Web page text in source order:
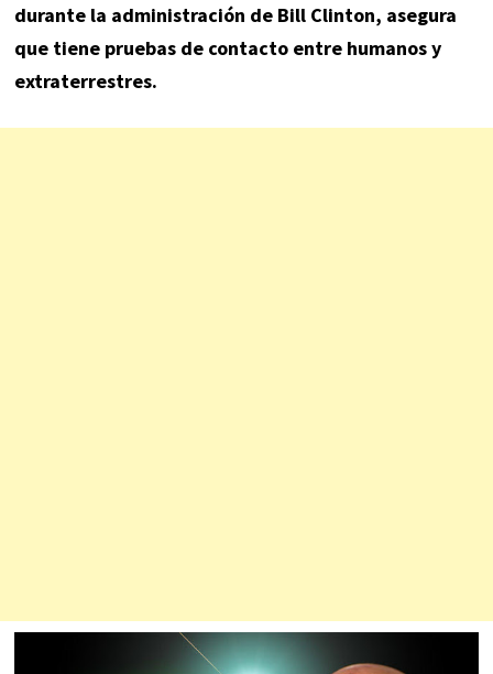
durante la administración de Bill Clinton, asegura
que tiene pruebas de contacto entre humanos y
extraterrestres.